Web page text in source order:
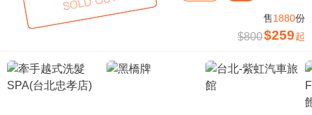
售1880份
$800$259 起